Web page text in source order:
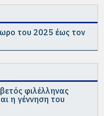
του 2025 έως τον
φιλέλληνας
η γέννηση του